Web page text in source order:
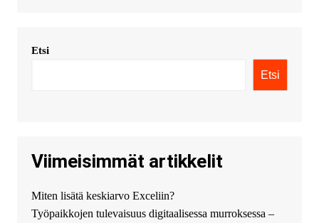
KimonicRisse :
купить хавал джулиан -
http://jolion-ufa1.ru/
Появился вопрос про срочно
взять деньги? Предлагаем
Etsi
Etsi
Viimeisimmät artikkelit
Miten lisätä keskiarvo Exceliin?
Työpaikkojen tulevaisuus digitaalisessa murroksessa –